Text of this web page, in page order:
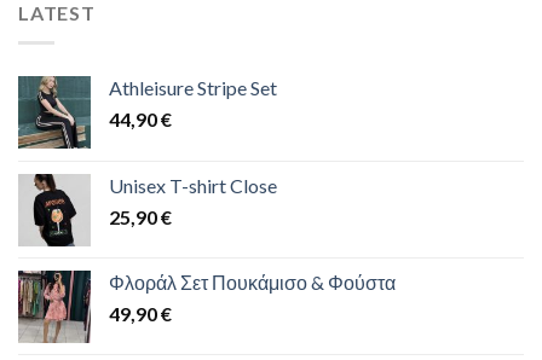
LATEST
Athleisure Stripe Set
44,90€
Unisex T-shirt Close
25,90€
Φλοράλ Σετ Πουκάμισο & Φούστα
49,90€